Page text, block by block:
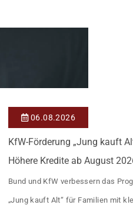
Einzelmaßnahmen […]
06.08.2026
KfW-Förderung „Jung kauft
Höhere Kredite ab August
Bund und KfW verbessern das
„Jung kauft Alt“ für Familien mit